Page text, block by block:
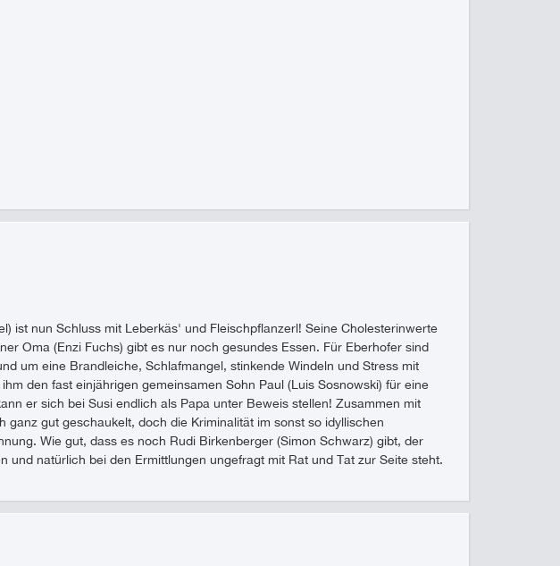
ist nun Schluss mit Leberkäs' und Fleischpflanzerl! Seine Cholesterinwerte
Oma (Enzi Fuchs) gibt es nur noch gesundes Essen. Für Eberhofer sind
um eine Brandleiche, Schlafmangel, stinkende Windeln und Stress mit
den fast einjährigen gemeinsamen Sohn Paul (Luis Sosnowski) für eine
er sich bei Susi endlich als Papa unter Beweis stellen! Zusammen mit
gut geschaukelt, doch die Kriminalität im sonst so idyllischen
Wie gut, dass es noch Rudi Birkenberger (Simon Schwarz) gibt, der
und natürlich bei den Ermittlungen ungefragt mit Rat und Tat zur Seite steht.